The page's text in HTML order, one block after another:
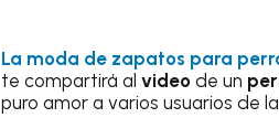
La moda de zapatos para
te compartirá al video de un
puro amor a varios usuarios de